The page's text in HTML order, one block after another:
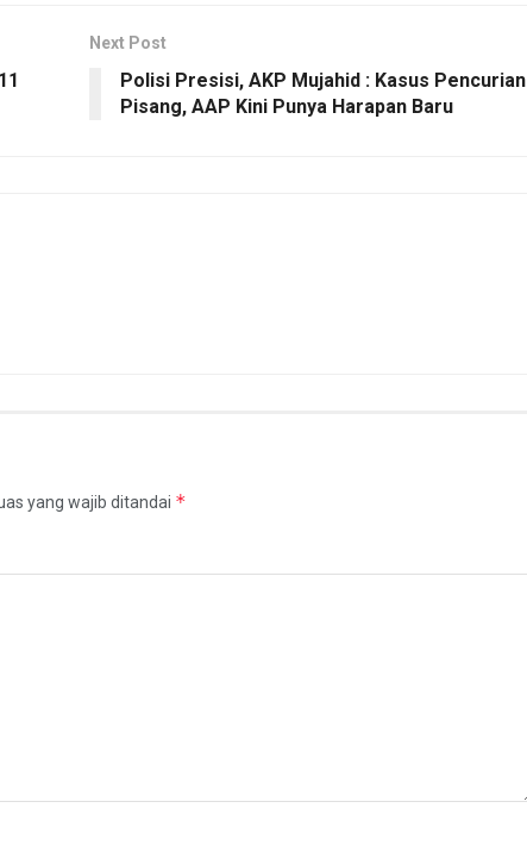
Next Post
Polisi Presisi, AKP Mujahid : Kasus Pencurian
Pisang, AAP Kini Punya Harapan Baru
yang wajib ditandai *